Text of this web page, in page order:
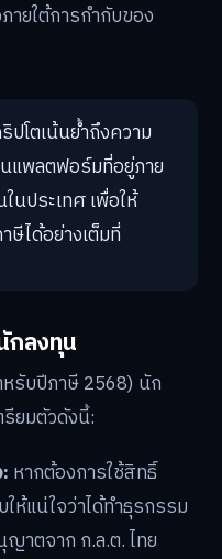
ายใต้การกำกับของ
ปโตเน้นย้ำถึงความ
แพลตฟอร์มที่อยู่ภาย
นประเทศ เพื่อให้
ษีได้อย่างเต็มที่
กลงทุน
รับปีภาษี 2568) นัก
ยมตัวดังนี้:
หากต้องการใช้สิทธิ์
ห้แน่ใจว่าได้ทำธุรกรรม
าตจาก ก.ล.ต. ไทย